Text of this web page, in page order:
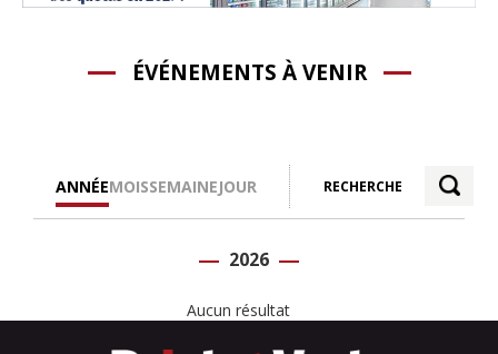
ÉVÉNEMENTS À VENIR
ANNÉEMOISSEMAINEJOUR RECHERCHE
2026
Aucun résultat